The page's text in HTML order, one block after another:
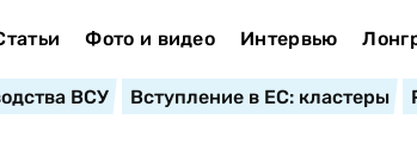
Фото и видео Интервью
ВСУ Вступление в ЕС: кластеры